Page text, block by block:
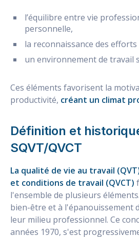
l’équilibre entre vie
personnelle,
la reconnaissance des efforts
un environnement de travail
Ces éléments favorisent la
productivité, créant un climat
Définition et
SQVT/QVCT
La qualité de vie au travail
et conditions de travail (QVCT)
l'ensemble de plusieurs
bien-être et à l'épanouissement
leur milieu professionnel. Ce
années 1970, s'est